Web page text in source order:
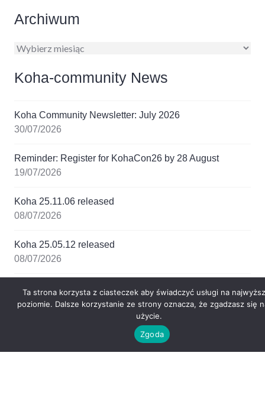
Archiwum
Archiwum
Koha-community News
Koha Community Newsletter: July 2026
30/07/2026
Reminder: Register for KohaCon26 by 28 August
19/07/2026
Koha 25.11.06 released
08/07/2026
Koha 25.05.12 released
08/07/2026
Koha 26.05.01 released
08/07/2026
Ta strona korzysta z ciasteczek aby świadczyć usługi na
poziomie. Dalsze korzystanie ze strony oznacza, że zgadzasz się
użycie.
Zgoda